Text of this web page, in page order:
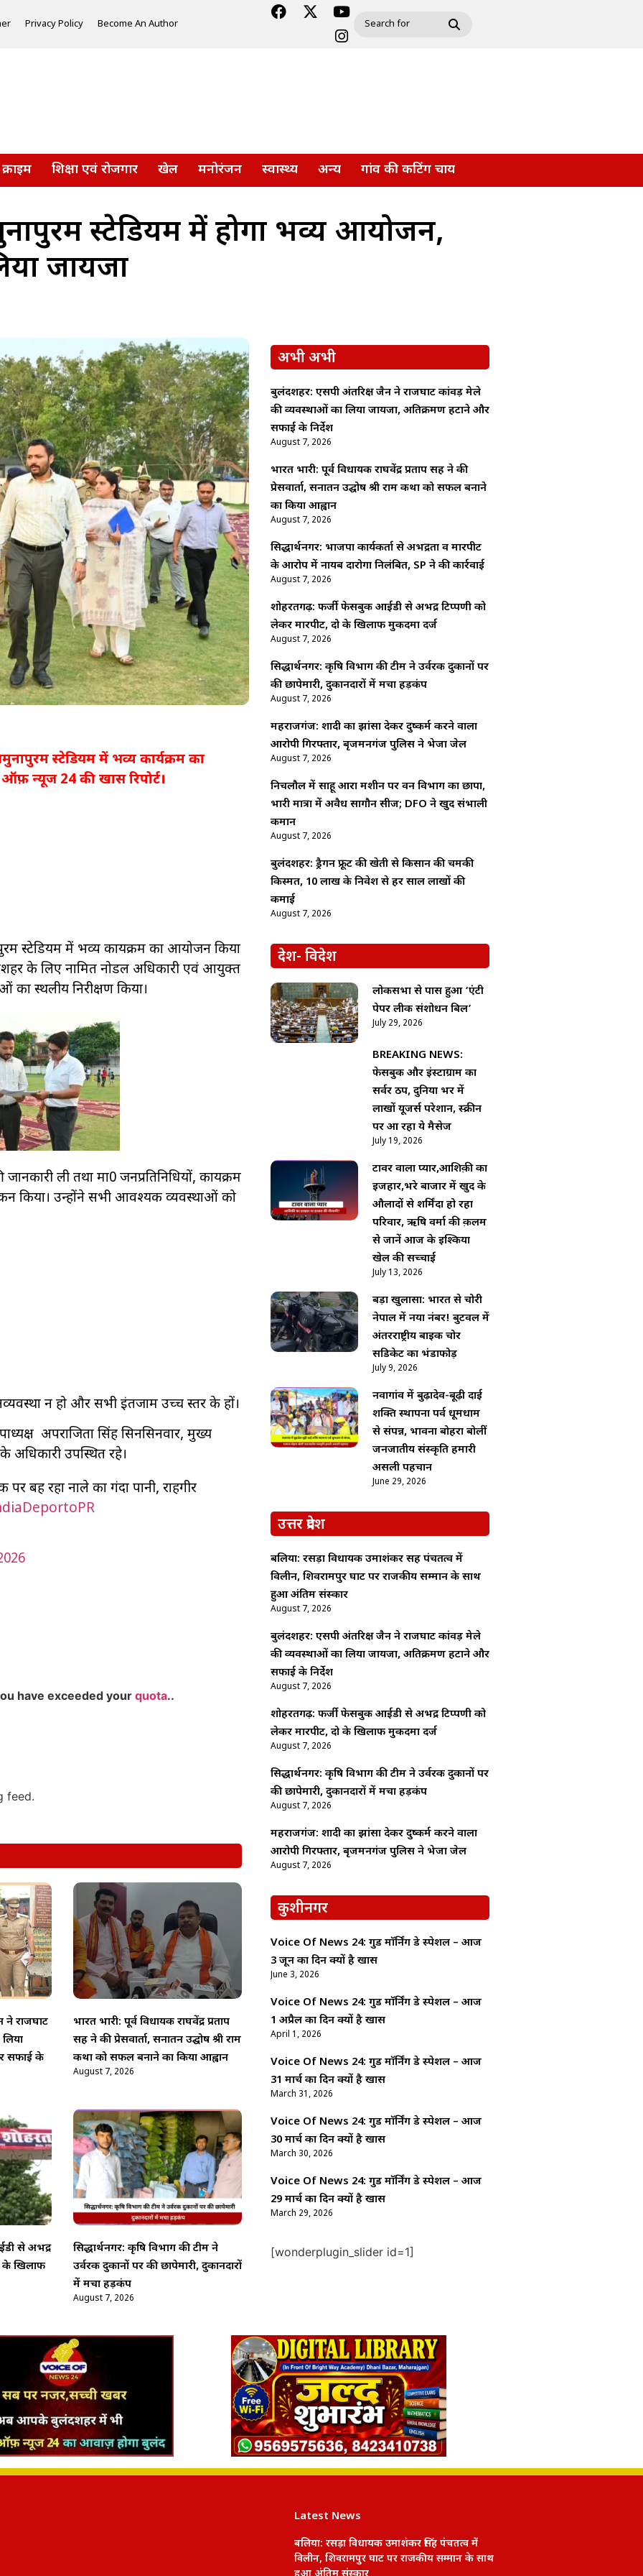
Privacy Policy Become An Author
क्राइम शिक्षा एवं रोजगार खेल मनोरंजन स्वास्थ्य अन्य गांव की कटिंग चाय
स्टेडियम में होगा भव्य आयोजन,
जायजा
स्टेडियम में भव्य कार्यक्रम का
न्यूज 24 की खास रिपोर्ट।
स्टेडियम में भव्य कार्यक्रम का आयोजन किया
के लिए नामित नोडल अधिकारी एवं आयुक्त
स्थलीय निरीक्षण किया।
ली तथा मा0 जनप्रतिनिधियों, कार्यक्रम
किया। उन्होंने सभी आवश्यक व्यवस्थाओं को
अव्यवस्था न हो और सभी इंतजाम उच्च स्तर के हों।
अपराजिता सिंह सिनसिनवार, मुख्य
अधिकारी उपस्थित रहे।
बह रहा नाले का गंदा पानी, राहगीर
have exceeded your quota..
feed.
ने राजघाट
सफाई के
भारत भारी: पूर्व विधायक राघवेंद्र प्रताप
सिंह ने की प्रेसवार्ता, सनातन उद्घोष श्री राम
कथा को सफल बनाने का किया आह्वान
August 7, 2026
से अभद्र
के खिलाफ
सिद्धार्थनगर: कृषि विभाग की टीम ने
उर्वरक दुकानों पर की छापेमारी, दुकानदारों
में मचा हड़कंप
August 7, 2026
अभी अभी
बुलंदशहर: एसपी अंतरिक्ष जैन ने राजघाट कांवड़ मेले
की व्यवस्थाओं का लिया जायजा, अतिक्रमण हटाने और
सफाई के निर्देश
August 7, 2026
भारत भारी: पूर्व विधायक राघवेंद्र प्रताप सिंह ने की
प्रेसवार्ता, सनातन उद्घोष श्री राम कथा को सफल बनाने
का किया आह्वान
August 7, 2026
सिद्धार्थनगर: भाजपा कार्यकर्ता से अभद्रता व मारपीट
के आरोप में नायब दारोगा निलंबित, SP ने की कार्रवाई
August 7, 2026
शोहरतगढ़: फर्जी फेसबुक आईडी से अभद्र टिप्पणी को
लेकर मारपीट, दो के खिलाफ मुकदमा दर्ज
August 7, 2026
सिद्धार्थनगर: कृषि विभाग की टीम ने उर्वरक दुकानों पर
की छापेमारी, दुकानदारों में मचा हड़कंप
August 7, 2026
महराजगंज: शादी का झांसा देकर दुष्कर्म करने वाला
आरोपी गिरफ्तार, बृजमनगंज पुलिस ने भेजा जेल
August 7, 2026
निचलौल में साहू आरा मशीन पर वन विभाग का छापा,
भारी मात्रा में अवैध सागौन सीज; DFO ने खुद संभाली
कमान
August 7, 2026
बुलंदशहर: ड्रैगन फ्रूट की खेती से किसान की चमकी
किस्मत, 10 लाख के निवेश से हर साल लाखों की
कमाई
August 7, 2026
देश- विदेश
लोकसभा से पास हुआ ‘एंटी
पेपर लीक संशोधन बिल’
July 29, 2026
BREAKING NEWS:
फेसबुक और इंस्टाग्राम का
सर्वर ठप, दुनिया भर में
लाखों यूजर्स परेशान, स्क्रीन
पर आ रहा ये मैसेज
July 19, 2026
टावर वाला प्यार,आशिक़ी का
इजहार,भरे बाजार में खुद के
औलादों से शर्मिंदा हो रहा
परिवार, ऋषि वर्मा की क़लम
से जानें आज के इश्किया
खेल की सच्चाई
July 13, 2026
बड़ा खुलासा: भारत से चोरी
नेपाल में नया नंबर! बुटवल में
अंतरराष्ट्रीय बाइक चोर
सिंडिकेट का भंडाफोड़
July 9, 2026
नवागांव में बुढ़ादेव-बूढ़ी दाई
शक्ति स्थापना पर्व धूमधाम
से संपन्न, भावना बोहरा बोलीं
जनजातीय संस्कृति हमारी
असली पहचान
June 29, 2026
उत्तर प्रदेश
बलिया: रसड़ा विधायक उमाशंकर सिंह पंचतत्व में
विलीन, शिवरामपुर घाट पर राजकीय सम्मान के साथ
हुआ अंतिम संस्कार
August 7, 2026
बुलंदशहर: एसपी अंतरिक्ष जैन ने राजघाट कांवड़ मेले
की व्यवस्थाओं का लिया जायजा, अतिक्रमण हटाने और
सफाई के निर्देश
August 7, 2026
शोहरतगढ़: फर्जी फेसबुक आईडी से अभद्र टिप्पणी को
लेकर मारपीट, दो के खिलाफ मुकदमा दर्ज
August 7, 2026
सिद्धार्थनगर: कृषि विभाग की टीम ने उर्वरक दुकानों पर
की छापेमारी, दुकानदारों में मचा हड़कंप
August 7, 2026
महराजगंज: शादी का झांसा देकर दुष्कर्म करने वाला
आरोपी गिरफ्तार, बृजमनगंज पुलिस ने भेजा जेल
August 7, 2026
कुशीनगर
Voice Of News 24: गुड माॅर्निंग डे स्पेशल – आज
3 जून का दिन क्यों है खास
June 3, 2026
Voice Of News 24: गुड माॅर्निंग डे स्पेशल – आज
1 अप्रैल का दिन क्यों है खास
April 1, 2026
Voice Of News 24: गुड माॅर्निंग डे स्पेशल – आज
31 मार्च का दिन क्यों है खास
March 31, 2026
Voice Of News 24: गुड माॅर्निंग डे स्पेशल – आज
30 मार्च का दिन क्यों है खास
March 30, 2026
Voice Of News 24: गुड माॅर्निंग डे स्पेशल – आज
29 मार्च का दिन क्यों है खास
March 29, 2026
[wonderplugin_slider id=1]
Latest News
बलिया: रसड़ा विधायक उमाशंकर सिंह पंचतत्व में
विलीन, शिवरामपुर घाट पर राजकीय सम्मान के साथ